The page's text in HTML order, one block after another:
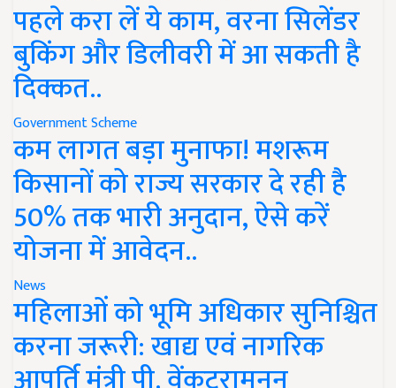
पहले करा लें ये काम, वरना सिलेंडर
बुकिंग और डिलीवरी में आ सकती है
दिक्कत..
Government Scheme
कम लागत बड़ा मुनाफा! मशरूम
किसानों को राज्य सरकार दे रही है
50% तक भारी अनुदान, ऐसे करें
योजना में आवेदन..
News
महिलाओं को भूमि अधिकार सुनिश्चित
करना जरूरी: खाद्य एवं नागरिक